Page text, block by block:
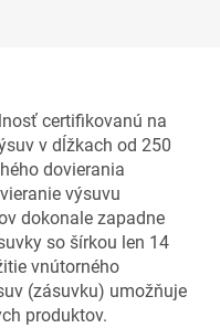
certifikovanú na
v dĺžkach od 250
dovierania
výsuvu
dokonale zapadne
so šírkou len 14
vnútorného
(zásuvku) umožňuje
produktov.